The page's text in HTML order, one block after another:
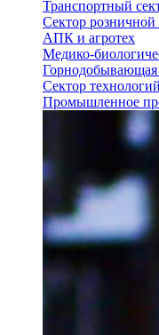
Транспортный
Сектор розничной
АПК и агротех
Медико-
Горнодобывающая
Сектор
Промышленное